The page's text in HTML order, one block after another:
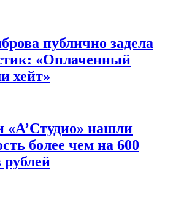
публично задела
«Оплаченный
хейт»
«А’Студио» нашли
более чем на 600